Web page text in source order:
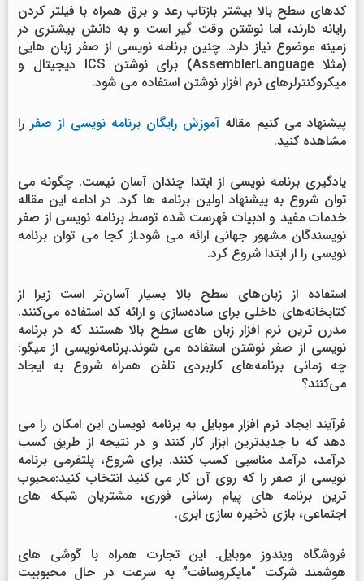
کدهای سطح بالا بیشتر بازتاب رعد و برق همراه با فیلتر کردن
رایانه دارند، اما نوشتن وقت گیر است و به دانش بیشتری در
زمینه موضوع نیاز دارد. چنین برنامه نویسی از صفر زبان هایی
(مثلا AssemblerLanguage) برای نوشتن ICS دیجیتال و
میکروکنترلرهای نرم افزار نوشتن استفاده می شود.
پیشنهاد می کنیم مقالهآموزش رایگان برنامه نویسی از صفررا
مشاهده کنید.
یادگیری برنامه نویسی از ابتدا چندان آسان نیست. چگونه می
توان شروع به پیشنهاد اولین برنامه ها کرد. در ادامه این مقاله
خدمات مفید و ادبیات فهرست شده توسط برنامه نویسی از صفر
نویسندگان مشهور جهانی ارائه می شود.از کجا می توان برنامه
نویسی را از ابتدا شروع کرد.
استفاده از زبان‌های سطح بالا بسیار آسان‌تر است زیرا از
کتابخانه‌های داخلی برای ساده‌سازی و ارائه کد استفاده می‌کنند.
مدرن ترین نرم افزار زبان های سطح بالا هستند که در برنامه
نویسی از صفر نوشتن استفاده می شوند.برنامه‌نویسی از میگو:
چه زمانی برنامه‌های کاربردی تلفن همراه شروع به ایجاد
می‌کنند؟
فرآیند ایجاد نرم افزار موبایل به برنامه نویسان این امکان را می
دهد که با جدیدترین ابزار کار کنند و در نتیجه از طریق کسب
درآمد، درآمد مناسبی کسب کنند. برای شروع، پلتفرمی برنامه
نویسی از صفر را که روی آن کار می کنید انتخاب کنید:محبوب
ترین برنامه های پیام رسانی فوری، مشتریان شبکه های
اجتماعی، بازی ذخیره سازی ابری.
فروشگاه ویندوز موبایل. این تجارت همراه با گوشی های
هوشمند شرکت “مایکروسافت” به سرعت در حال محبوبیت